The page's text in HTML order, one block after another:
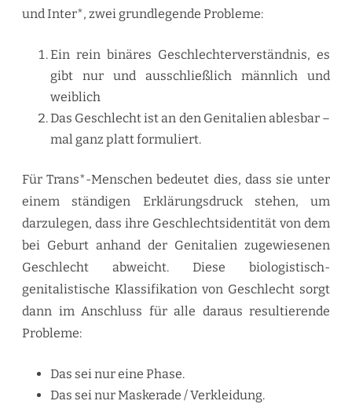
und Inter*, zwei grundlegende Probleme:
Ein rein binäres Geschlechterverständnis, es
gibt nur und ausschließlich männlich und
weiblich
Das Geschlecht ist an den Genitalien ablesbar –
mal ganz platt formuliert.
Für Trans*-Menschen bedeutet dies, dass sie unter
einem ständigen Erklärungsdruck stehen, um
darzulegen, dass ihre Geschlechtsidentität von dem
bei Geburt anhand der Genitalien zugewiesenen
Geschlecht abweicht. Diese biologistisch-
genitalistische Klassifikation von Geschlecht sorgt
dann im Anschluss für alle daraus resultierende
Probleme:
Das sei nur eine Phase.
Das sei nur Maskerade / Verkleidung.